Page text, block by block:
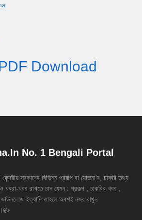
Download
No. 1 Bengali Portal
সরকারের বিভিন্ন প্রকল্প বা যোজনা'র, চাকরি তথ্য
খবরা-খবর রাখতে চান যেমন : প্রকল্প , চাকরির খবর ,
ইত্যাদি তাহলে অবশই নজর রাখুন